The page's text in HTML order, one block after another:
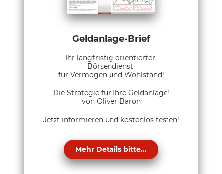
Geldanlage-Brief
Ihr langfristig orientierter
Börsendienst
für Vermögen und Wohlstand!
Die Strategie für Ihre Geldanlage!
von Oliver Baron
Jetzt informieren und kostenlos testen!
Mehr Details bitte...